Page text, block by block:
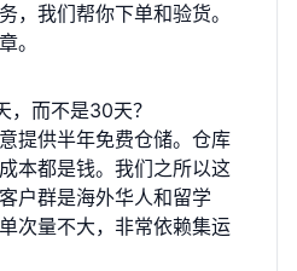
，我们帮你下单和验货。
。
，而不是30天？
提供半年免费仓储。仓库
本都是钱。我们之所以这
户群是海外华人和留学
次量不大，非常依赖集运